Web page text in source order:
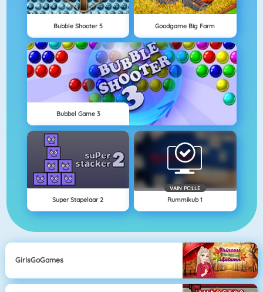
Bubble Shooter 5 Goodgame Big Farm
Bubbel Game 3
Super Stapelaar 2
VAIN PC:LLE
Rummikub 1
GirlsGoGames